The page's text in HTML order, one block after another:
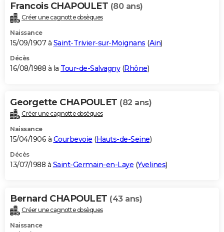
Francois CHAPOULET (80 ans)
Créer une cagnotte obsèques
Naissance
15/09/1907 à Saint-Trivier-sur-Moignans (Ain)
Décès
16/08/1988 à la Tour-de-Salvagny(Rhône)
Georgette CHAPOULET (82 ans)
Créer une cagnotte obsèques
Naissance
15/04/1906 à Courbevoie (Hauts-de-Seine)
Décès
13/07/1988 à Saint-Germain-en-Laye (Yvelines)
Bernard CHAPOULET (43 ans)
Créer une cagnotte obsèques
Naissance